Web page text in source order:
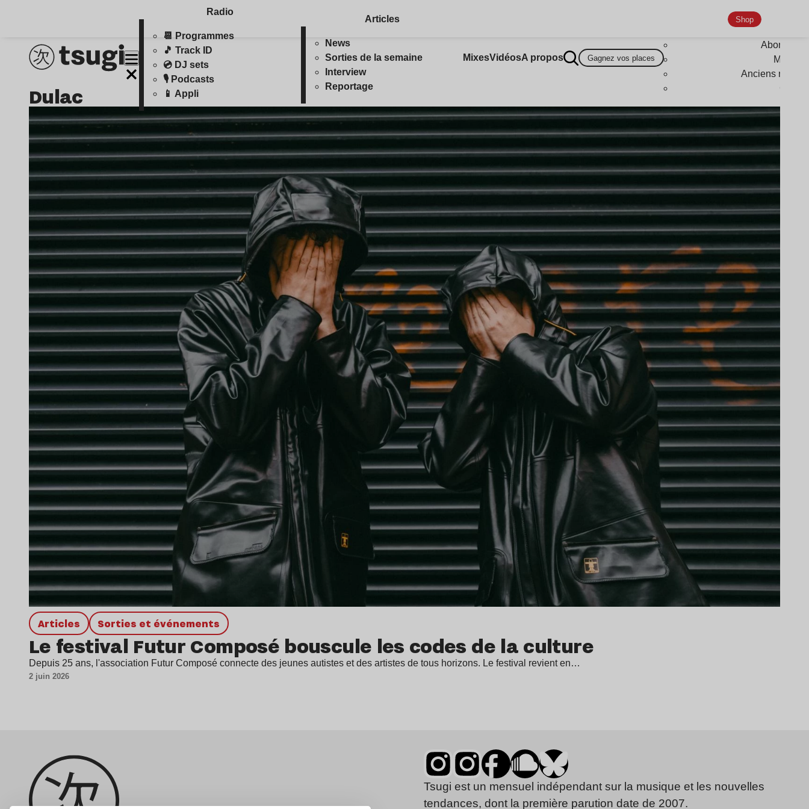
Radio
📆 Programmes
🎵 Track ID
💿 DJ sets
🎙️ Podcasts
📱 Appli
Articles
News
Sorties de la semaine
Interview
Reportage
MixesVidéosA propos Gagnez vos places
Shop
Anciens
Dulac
Articles Sorties et événements
Le festival Futur Composé bouscule les codes de la culture
Depuis 25 ans, l'association Futur Composé connecte des jeunes autistes et des artistes de tous horizons. Le festival revient en…
2 juin 2026
Tsugi est un mensuel indépendant sur la musique et les nouvelles
tendances, dont la première parution date de 2007.